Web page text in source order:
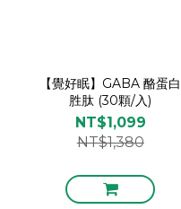
【覺好眠】GABA 酪蛋白
胜肽 (30顆/入)
NT$1,099
NT$1,380